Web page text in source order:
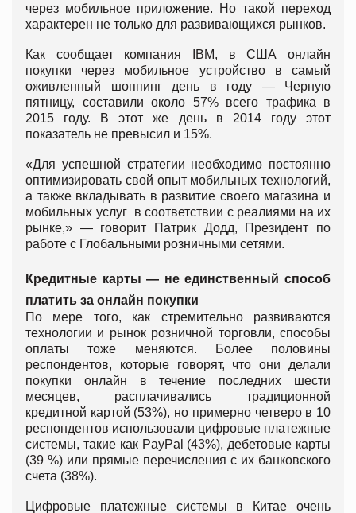
через мобильное приложение. Но такой переход
характерен не только для развивающихся рынков.
Как сообщает компания IBM, в США онлайн
покупки через мобильное устройство в самый
оживленный шоппинг день в году — Черную
пятницу, составили около 57% всего трафика в
2015 году. В этот же день в 2014 году этот
показатель не превысил и 15%.
«Для успешной стратегии необходимо постоянно
оптимизировать свой опыт мобильных технологий,
а также вкладывать в развитие своего магазина и
мобильных услуг в соответствии с реалиями на их
рынке,» — говорит Патрик Додд, Президент по
работе с Глобальными розничными сетями.
Кредитные карты — не единственный способ
платить за онлайн покупки
По мере того, как стремительно развиваются
технологии и рынок розничной торговли, способы
оплаты тоже меняются. Более половины
респондентов, которые говорят, что они делали
покупки онлайн в течение последних шести
месяцев, расплачивались традиционной
кредитной картой (53%), но примерно четверо в 10
респондентов использовали цифровые платежные
системы, такие как PayPal (43%), дебетовые карты
(39 %) или прямые перечисления с их банковского
счета (38%).
Цифровые платежные системы в Китае очень